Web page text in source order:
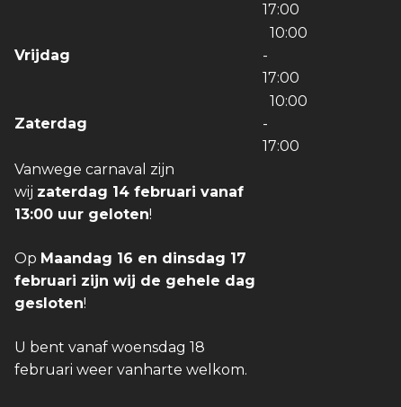
17:00
Vrijdag
10:00
-
17:00
Zaterdag
10:00
-
17:00
Vanwege carnaval zijn
wij zaterdag 14 februari vanaf
13:00 uur geloten!
Op Maandag 16 en dinsdag 17
februari zijn wij de gehele dag
gesloten!
U bent vanaf woensdag 18
februari weer vanharte welkom.